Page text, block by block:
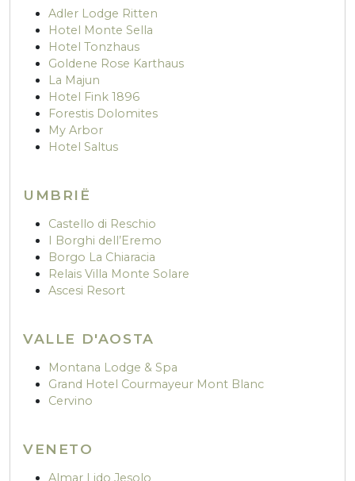
Adler Lodge Ritten
Hotel Monte Sella
Hotel Tonzhaus
Goldene Rose Karthaus
La Majun
Hotel Fink 1896
Forestis Dolomites
My Arbor
Hotel Saltus
UMBRIË
Castello di Reschio
I Borghi dell’Eremo
Borgo La Chiaracia
Relais Villa Monte Solare
Ascesi Resort
VALLE D'AOSTA
Montana Lodge & Spa
Grand Hotel Courmayeur Mont Blanc
Cervino
VENETO
Almar Lido Jesolo